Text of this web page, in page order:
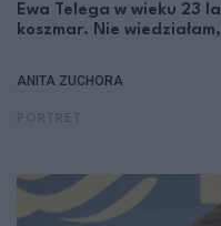
Ewa Telega w wieku 23
koszmar. Nie
ANITA ZUCHORA